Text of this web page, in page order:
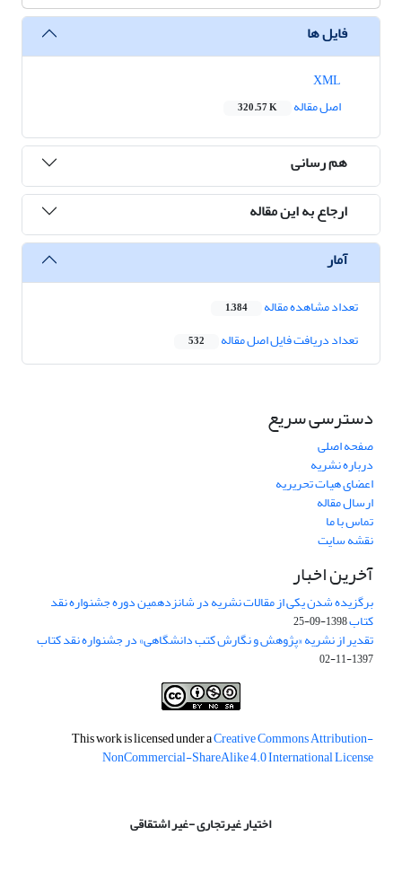
فایل ها
اصل مقاله
320.57 K
هم رسانی
ارجاع به این مقاله
آمار
تعداد مشاهده مقاله 1,384
تعداد دریافت فایل اصل مقاله 532
دسترسی سریع
صفحه اصلی
درباره نشریه
اعضای هیات تحریریه
ارسال مقاله
تماس با ما
نقشه سایت
آخرین اخبار
برگزیده شدن یکی از مقالات نشریه در شانزدهمین دوره جشنواره نقد
کتاب1398-09-25
تقدیر از نشریه «پژوهش و نگارش کتب دانشگاهی» در جشنواره نقد کتاب
1397-11-02
This work is licensed under aCreative Commons Attribution-
NonCommercial-ShareAlike 4.0 International License
اختیار غیرتجاری -غیر اشتقاقی